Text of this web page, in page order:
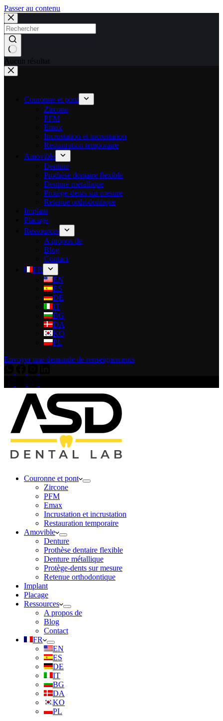
Passer au contenu
Aucun résultat
Couronne et pont
Zircone
PFM
Emax
Incrustation et incrustation
Restauration temporaire
Amovible
Denture
Prothèse dentaire flexible
Denture métallique
Protège-dents sur mesure
Retenue orthodontique
Implant
Placage
Ressources
A propos de
Blog
Contact
FR
EN
ES
DE
IT
BG
DA
KO
PL
Envoyer une demande de renseignements
Couronne et pont
Zircone
PFM
Emax
Incrustation et incrustation
Restauration temporaire
Amovible
Denture
Prothèse dentaire flexible
Denture métallique
Protège-dents sur mesure
Retenue orthodontique
Implant
Placage
Ressources
A propos de
Blog
Contact
FR
EN
ES
DE
IT
BG
DA
KO
PL